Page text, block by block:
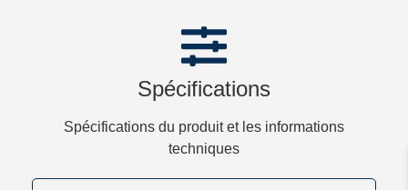
Spécifications
Spécifications du produit et les informations
techniques